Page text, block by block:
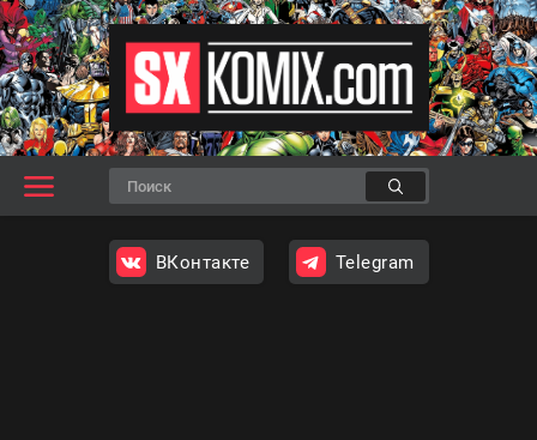
ВКонтакте Telegram